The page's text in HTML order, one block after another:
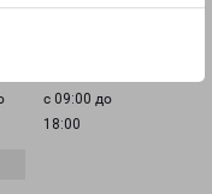
с 09:00 до
18:00